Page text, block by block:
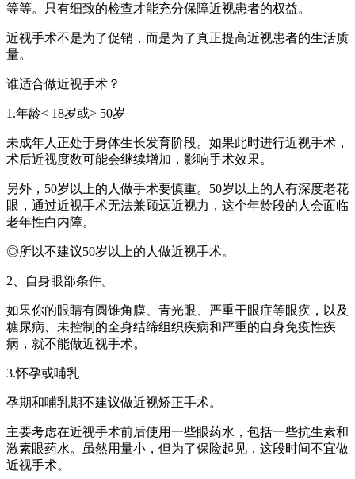
等等。只有细致的检查才能充分保障近视患者的权益。
近视手术不是为了促销，而是为了真正提高近视患者的生活质
量。
谁适合做近视手术？
1.年龄< 18岁或> 50岁
未成年人正处于身体生长发育阶段。如果此时进行近视手术，
术后近视度数可能会继续增加，影响手术效果。
另外，50岁以上的人做手术要慎重。50岁以上的人有深度老花
眼，通过近视手术无法兼顾远近视力，这个年龄段的人会面临
老年性白内障。
◎所以不建议50岁以上的人做近视手术。
2、自身眼部条件。
如果你的眼睛有圆锥角膜、青光眼、严重干眼症等眼疾，以及
糖尿病、未控制的全身结缔组织疾病和严重的自身免疫性疾
病，就不能做近视手术。
3.怀孕或哺乳
孕期和哺乳期不建议做近视矫正手术。
主要考虑在近视手术前后使用一些眼药水，包括一些抗生素和
激素眼药水。虽然用量小，但为了保险起见，这段时间不宜做
近视手术。